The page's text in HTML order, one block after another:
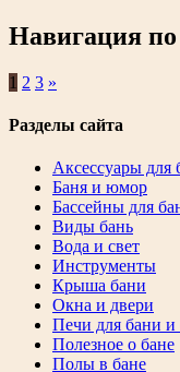
Навигация
1 2 3 »
Разделы сайта
Аксессуары для
Баня и юмор
Бассейны для
Виды бань
Вода и свет
Инструменты
Крыша бани
Окна и двери
Печи для бани и
Полезное о бане
Полы в бане